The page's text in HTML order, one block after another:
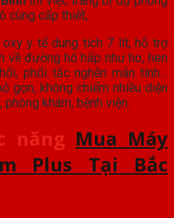
cùng cấp thiết,
y tế dung tích 7 lít, hỗ trợ
về đường hô hấp như ho, hen
phổi tắc nghẽn mãn tính…
gọn, không chiếm nhiều diện
khám, bệnh viện.
năng Mua Máy
Plus Tại Bắc